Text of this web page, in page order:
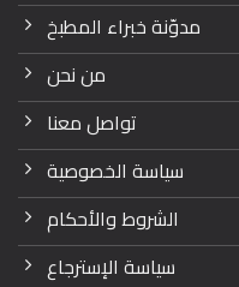
مدوّنة خبراء المطبخ
من نحن
تواصل معنا
سياسة الخصوصية
الشروط والأحكام
سياسة الإسترجاع